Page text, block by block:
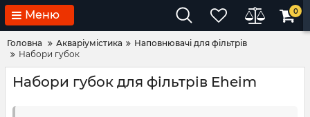
Меню 0
Головна Акваріумістика
Наповнювачі для фільтрів
Набори губок
Набори губок для фільтрів Eheim